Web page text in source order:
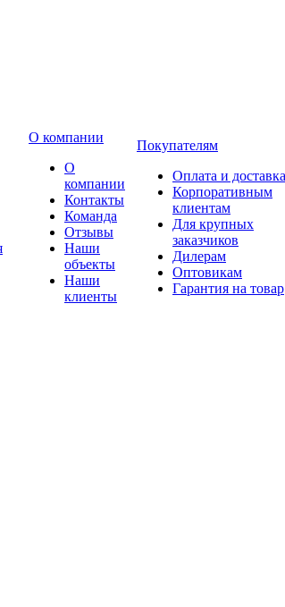
О компании
О
компании
Контакты
Команда
Отзывы
Наши
объекты
Наши
клиенты
Покупателям
Оплата и доставка
Корпоративным
клиентам
Для крупных
заказчиков
Дилерам
Оптовикам
Гарантия на товар